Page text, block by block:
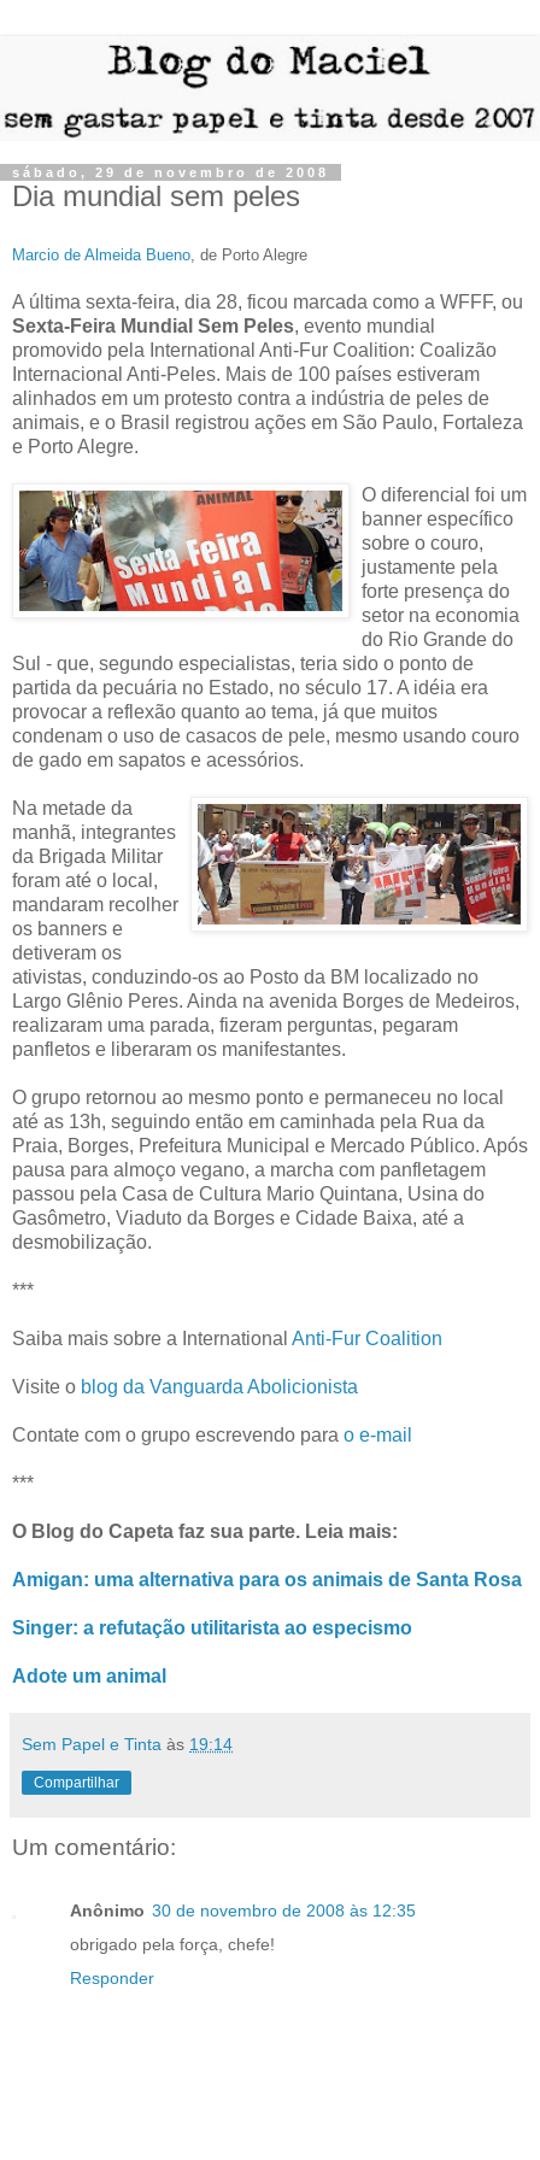
sábado, 29 de novembro de 2008
Dia mundial sem peles
Marcio de Almeida Bueno, de Porto Alegre
A última sexta-feira, dia 28, ficou marcada como a WFFF, ou
Sexta-Feira Mundial Sem Peles, evento mundial
promovido pela International Anti-Fur Coalition: Coalizão
Internacional Anti-Peles. Mais de 100 países estiveram
alinhados em um protesto contra a indústria de peles de
animais, e o Brasil registrou ações em São Paulo, Fortaleza
e Porto Alegre.
O diferencial foi um
banner específico
sobre o couro,
justamente pela
forte presença do
setor na economia
do Rio Grande do
Sul - que, segundo especialistas, teria sido o ponto de
partida da pecuária no Estado, no século 17. A idéia era
provocar a reflexão quanto ao tema, já que muitos
condenam o uso de casacos de pele, mesmo usando couro
de gado em sapatos e acessórios.
Na metade da
manhã, integrantes
da Brigada Militar
foram até o local,
mandaram recolher
os banners e
detiveram os
ativistas, conduzindo-os ao Posto da BM localizado no
Largo Glênio Peres. Ainda na avenida Borges de Medeiros,
realizaram uma parada, fizeram perguntas, pegaram
panfletos e liberaram os manifestantes.
O grupo retornou ao mesmo ponto e permaneceu no local
até as 13h, seguindo então em caminhada pela Rua da
Praia, Borges, Prefeitura Municipal e Mercado Público. Após
pausa para almoço vegano, a marcha com panfletagem
passou pela Casa de Cultura Mario Quintana, Usina do
Gasômetro, Viaduto da Borges e Cidade Baixa, até a
desmobilização.
***
Saiba mais sobre a International Anti-Fur Coalition
Visite o blog da Vanguarda Abolicionista
Contate com o grupo escrevendo para o e-mail
***
O Blog do Capeta faz sua parte. Leia mais:
Amigan: uma alternativa para os animais de Santa Rosa
Singer: a refutação utilitarista ao especismo
Adote um animal
Sem Papel e Tinta às 19:14
Compartilhar
Um comentário:
Anônimo 30 de novembro de 2008 às 12:35
obrigado pela força, chefe!
Responder